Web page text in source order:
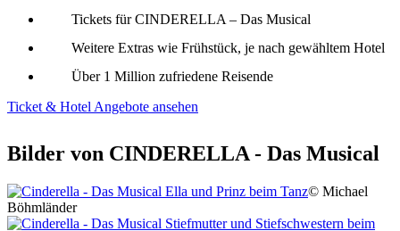
Tickets für CINDERELLA – Das Musical
Weitere Extras wie Frühstück, je nach gewähltem Hotel
Über 1 Million zufriedene Reisende
Ticket & Hotel Angebote ansehen
Bilder von CINDERELLA - Das Musical
© Michael
Böhmländer